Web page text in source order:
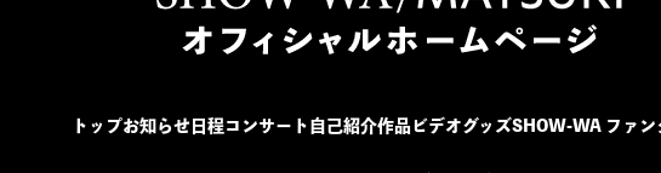
トップお知らせ 日程コンサート 自己紹介作品ビデオグッズSHOW-WA ファン